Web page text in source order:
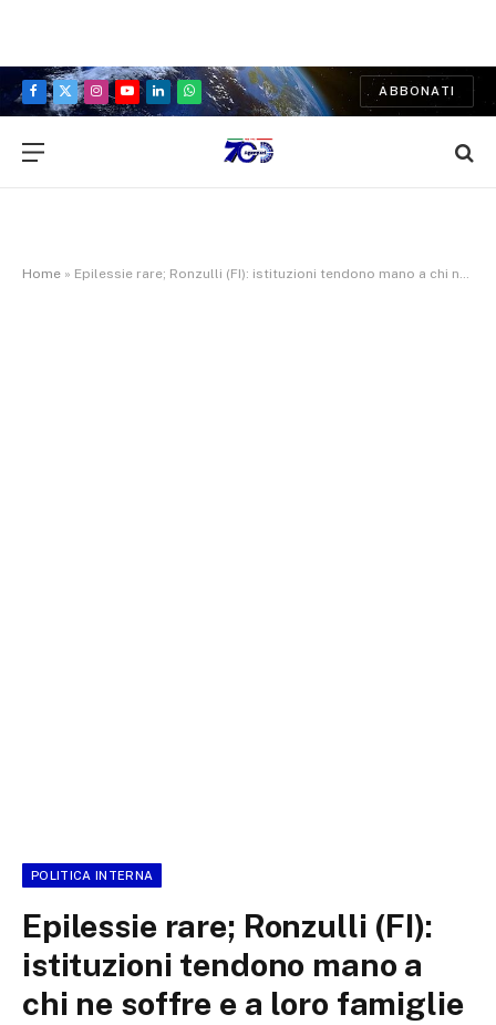
Facebook
X
Instagram
YouTubeLinkedInWhatsApp
ABBONATI
Home » Epilessie rare; Ronzulli (FI): istituzioni tendono mano a chi ne soffre e a loro famiglie
POLITICA INTERNA
Epilessie rare; Ronzulli (FI):
istituzioni tendono mano a
chi ne soffre e a loro famiglie